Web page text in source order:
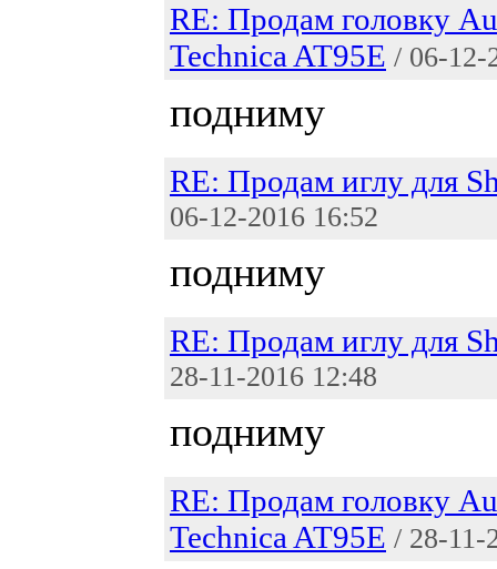
RE: Продам головку
Technica AT95E / 06-12-
подниму
RE: Продам иглу для
06-12-2016 16:52
подниму
RE: Продам иглу для
28-11-2016 12:48
подниму
RE: Продам головку
Technica AT95E / 28-11-